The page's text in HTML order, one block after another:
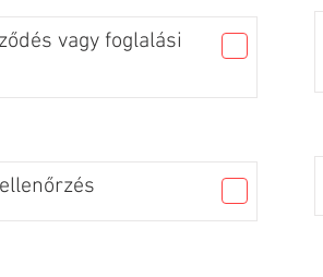
vagy foglalási